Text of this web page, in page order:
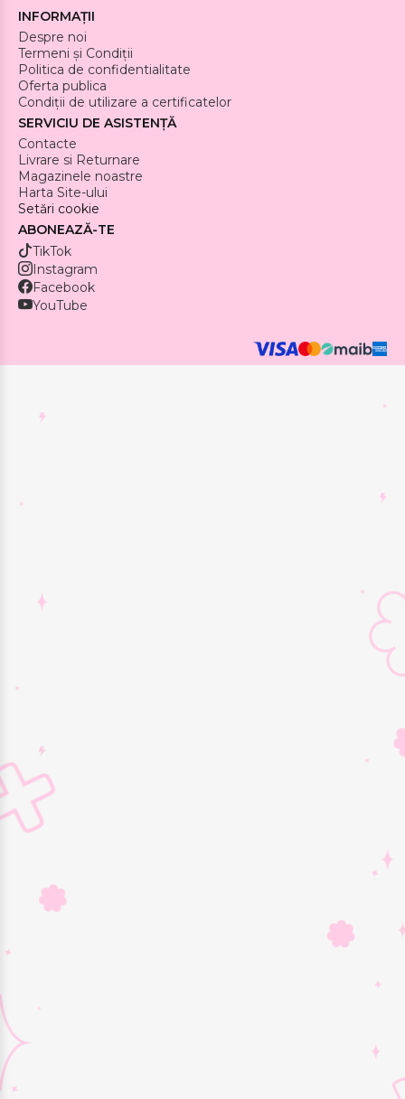
INFORMAȚII
Despre noi
Termeni și Condiții
Politica de confidentialitate
Oferta publica
Condiții de utilizare a certificatelor
SERVICIU DE ASISTENȚĂ
Contacte
Livrare si Returnare
Magazinele noastre
Harta Site-ului
Setări cookie
ABONEAZĂ-TE
TikTok
Instagram
Facebook
YouTube